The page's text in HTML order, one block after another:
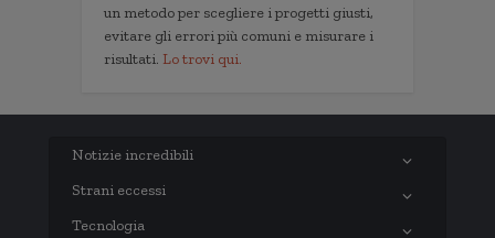
un metodo per scegliere i progetti giusti,
evitare gli errori più comuni e misurare i
risultati. Lo trovi qui.
Notizie incredibili
Strani eccessi
Tecnologia